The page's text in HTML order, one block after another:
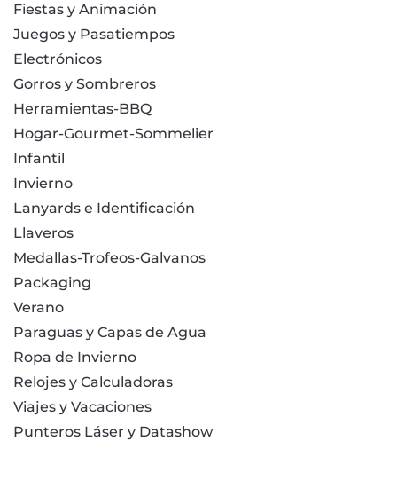
Fiestas y Animación
Juegos y Pasatiempos
Electrónicos
Gorros y Sombreros
Herramientas-BBQ
Hogar-Gourmet-Sommelier
Infantil
Invierno
Lanyards e Identificación
Llaveros
Medallas-Trofeos-Galvanos
Packaging
Verano
Paraguas y Capas de Agua
Ropa de Invierno
Relojes y Calculadoras
Viajes y Vacaciones
Punteros Láser y Datashow